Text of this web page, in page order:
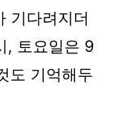
기다려지더
, 토요일은 9
도 기억해두